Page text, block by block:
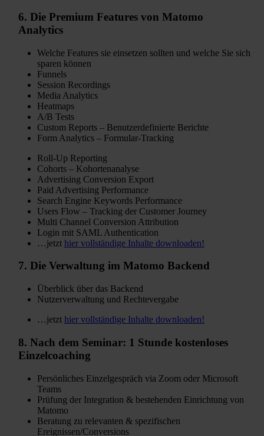
6. Die Premium Featuresvon Matomo
Analytics
Welche Features sie einsetzen sollten und welche Sie sich
sparen können
Funnels
Session Recordings
Media Analytics
Heatmaps
A/B Tests
Custom Reports – Benutzerdefinierte Berichte
Form Analytics – Formular-Tracking
Roll-Up Reporting
Cohorts – Kohortenanalyse
Advertising Conversion Export
Paid Advertising Performance
Search Engine Keywords Performance
Users Flow – Tracking der Customer Journey
Multi Channel Conversion Attribution
Login mit SAML Authentication
…jetzt hier vollständige Inhalte downloaden!
7. Die Verwaltung im Matomo Backend
Überblick über das Backend
Nutzerverwaltung und Rechtevergabe
…jetzt hier vollständige Inhalte downloaden!
8. Nach dem Seminar: 1 Stunde kostenloses
Einzelcoaching
Persönliches Einzelgespräch via Zoom oder Microsoft
Teams
Prüfung der Integration & bestehenden Einrichtung von
Matomo
Beratung zu relevanten & spezifischen
Ereignissen/Conversions